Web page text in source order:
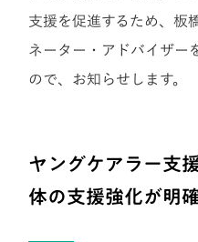
支援を促進するため、板
ネーター・アドバイザー
ので、お知らせします。
ヤングケアラー支
体の支援強化が明